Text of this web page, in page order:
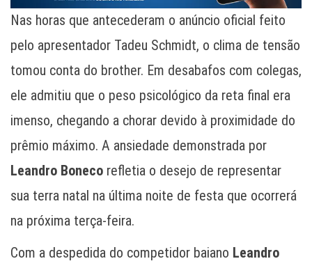
Nas horas que antecederam o anúncio oficial feito
pelo apresentador Tadeu Schmidt, o clima de tensão
tomou conta do brother. Em desabafos com colegas,
ele admitiu que o peso psicológico da reta final era
imenso, chegando a chorar devido à proximidade do
prêmio máximo. A ansiedade demonstrada por
Leandro Boneco refletia o desejo de representar
sua terra natal na última noite de festa que ocorrerá
na próxima terça-feira.
Com a despedida do competidor baiano Leandro